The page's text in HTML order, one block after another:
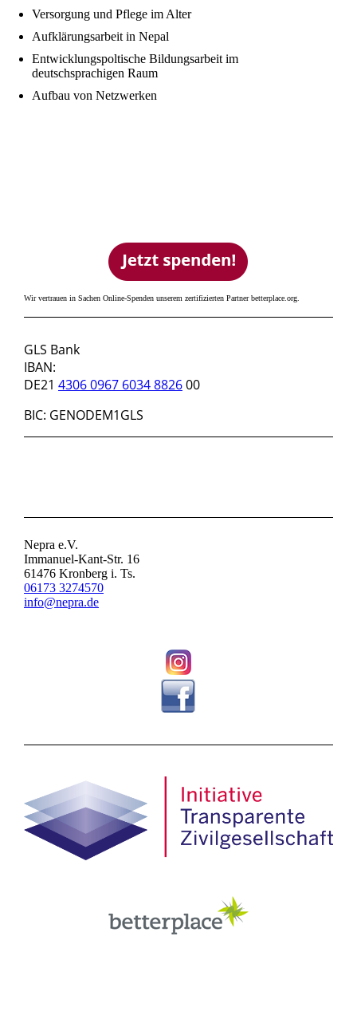
Versorgung und Pflege im Alter
Aufklärungsarbeit in Nepal
Entwicklungspoltische Bildungsarbeit im
deutschsprachigen Raum
Aufbau von Netzwerken
Wir vertrauen in Sachen Online-Spenden unserem zertifizierten Partner betterplace.org.
GLS Bank
IBAN:
DE21 4306 0967 6034 882600
BIC: GENODEM1GLS
Nepra e.V.
Immanuel-Kant-Str. 16
61476 Kronberg i. Ts.
06173 3274570
info@nepra.de